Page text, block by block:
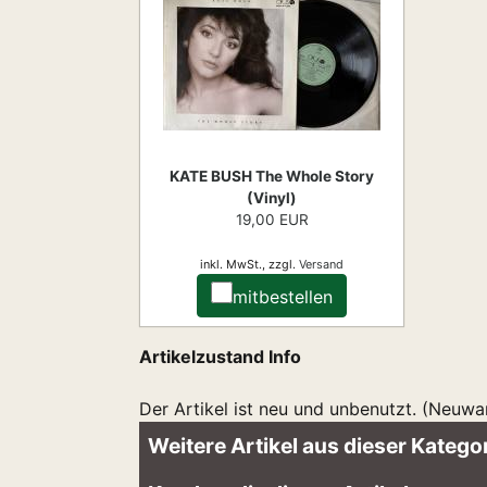
KATE BUSH The Whole Story
(Vinyl)
19,00 EUR
inkl. MwSt., zzgl.Versand
mitbestellen
Artikelzustand Info
Der Artikel ist neu und unbenutzt.
Weitere Artikel aus dieser